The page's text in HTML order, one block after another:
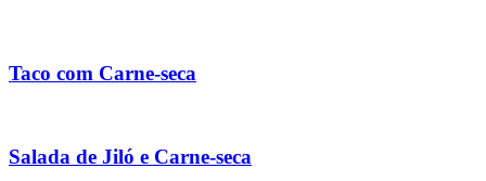
Taco com Carne-seca
Salada de Jiló e Carne-seca